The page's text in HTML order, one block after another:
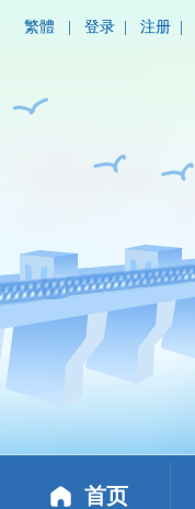
繁體 登录 注册
首页